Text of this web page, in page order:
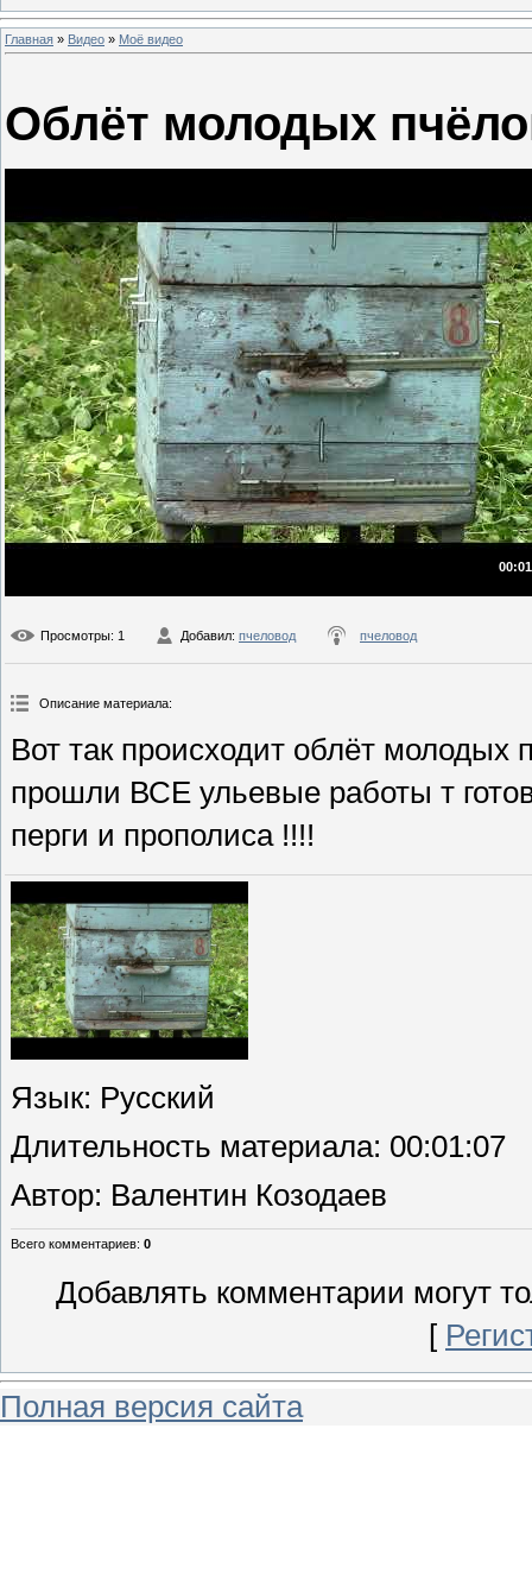
Главная » Видео » Моё видео
Облёт молодых
Просмотры: 1 Добавил: пчеловод пчеловод
Описание материала:
Вот так происходит облёт
прошли ВСЕ ульевые работы т
перги и прополиса !!!!
Язык: Русский
Длительность материала: 00:01:07
Автор: Валентин Козодаев
Всего комментариев: 0
Добавлять комментарии могут
[
Полная версия сайта